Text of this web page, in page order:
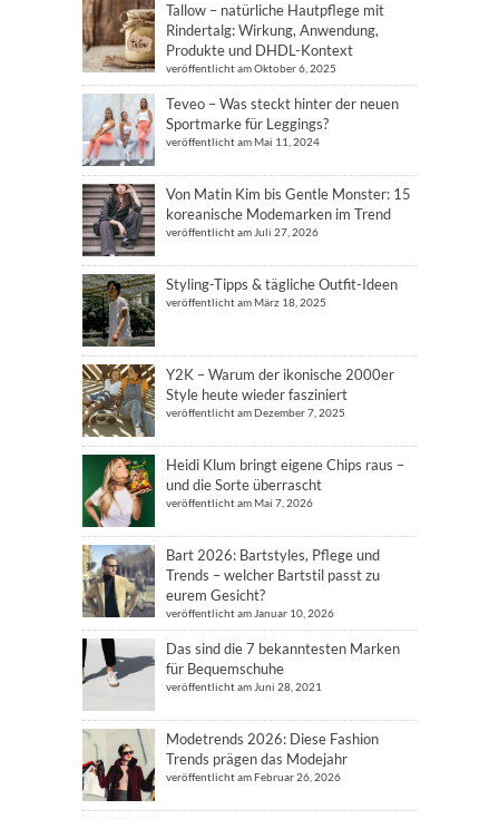
Tallow – natürliche Hautpflege mit
Rindertalg: Wirkung, Anwendung,
Produkte und DHDL-Kontext
veröffentlicht am Oktober 6, 2025
Teveo – Was steckt hinter der neuen
Sportmarke für Leggings?
veröffentlicht am Mai 11, 2024
Von Matin Kim bis Gentle Monster: 15
koreanische Modemarken im Trend
veröffentlicht am Juli 27, 2026
Styling-Tipps & tägliche Outfit-Ideen
veröffentlicht am März 18, 2025
Y2K – Warum der ikonische 2000er
Style heute wieder fasziniert
veröffentlicht am Dezember 7, 2025
Heidi Klum bringt eigene Chips raus –
und die Sorte überrascht
veröffentlicht am Mai 7, 2026
Bart 2026: Bartstyles, Pflege und
Trends – welcher Bartstil passt zu
eurem Gesicht?
veröffentlicht am Januar 10, 2026
Das sind die 7 bekanntesten Marken
für Bequemschuhe
veröffentlicht am Juni 28, 2021
Modetrends 2026: Diese Fashion
Trends prägen das Modejahr
veröffentlicht am Februar 26, 2026